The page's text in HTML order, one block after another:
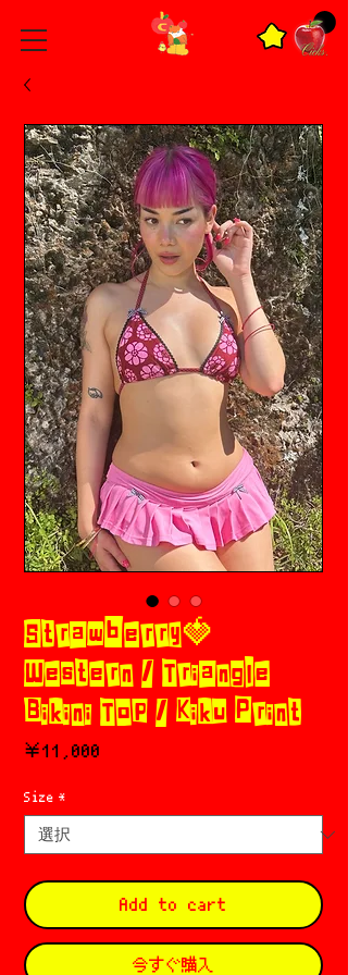
Strawberry🍓
Western / Triangle
Bikini Top / Kiku Print
￥11,000
Size *
Add to cart
今すぐ購入